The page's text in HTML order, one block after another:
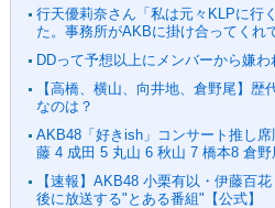
行天優莉奈さん「私は元々KLPに行
た。事務所がAKBに掛け合ってくれ
DDって予想以上にメンバーから嫌わ
【高橋、横山、向井地、倉野尾】
なのは？
AKB48「好きish」コンサート推し
藤 4 成田 5 丸山 6 秋山 7 橋本8 倉
【速報】AKB48 小栗有以・伊藤百
後に放送する"とある番組"【公式】